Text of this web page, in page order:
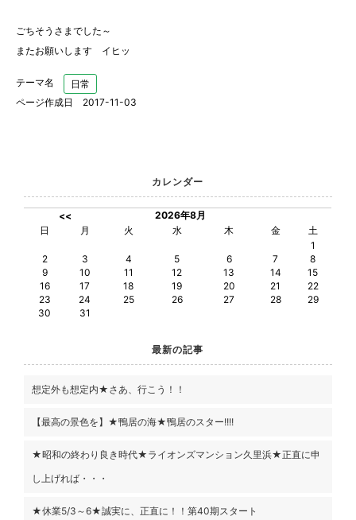
ごちそうさまでした～
またお願いします イヒッ
テーマ名
日常
ページ作成日 2017-11-03
カレンダー
<<
2026年8月
日
月 火 水 木 金
土
1
2
3 4 5 6 7
8
9
10 11 12 13 14
15
16
17 18 19 20 21
22
23
24 25 26 27 28
29
30
31
最新の記事
想定外も想定内★さあ、行こう！！
【最高の景色を】★鴨居の海★鴨居のスター!!!!
★昭和の終わり良き時代★ライオンズマンション久里浜★正直に申
し上げれば・・・
★休業5/3～6★誠実に、正直に！！第40期スタート